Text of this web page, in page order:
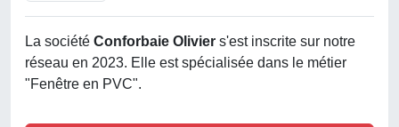
La société Conforbaie Olivier s'est inscrite sur notre
réseau en 2023. Elle est spécialisée dans le métier
"Fenêtre en PVC".